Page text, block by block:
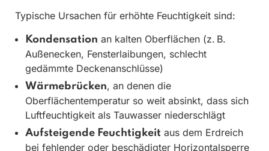
Typische Ursachen für erhöhte Feuchtigkeit sind:
Kondensation an kalten Oberflächen (z. B.
Außenecken, Fensterlaibungen, schlecht
gedämmte Deckenanschlüsse)
Wärmebrücken, an denen die
Oberflächentemperatur so weit absinkt, dass sich
Luftfeuchtigkeit als Tauwasser niederschlägt
Aufsteigende Feuchtigkeit aus dem Erdreich
bei fehlender oder beschädigter Horizontalsperre